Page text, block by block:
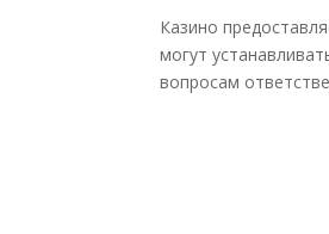
Казино
могут
вопросам